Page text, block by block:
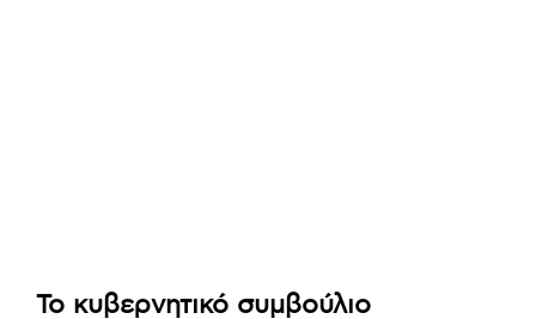
Το κυβερνητικό συμβούλιο